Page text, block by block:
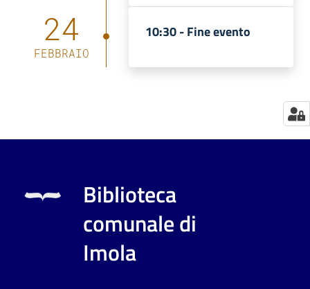
Eventi24
FEBBRAIO
10:30 -Fine evento
Biblioteca
comunale di
Imola